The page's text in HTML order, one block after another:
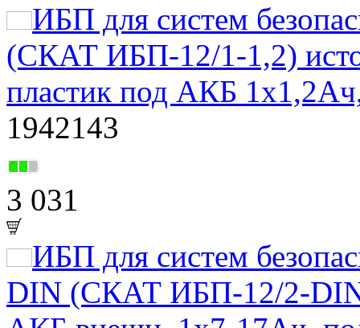
ИБП для систем
(СКАТ ИБП-12/1-1,2)
пластик под АКБ
1942143
3 031
ИБП для систем
DIN (СКАТ ИБП-12/2-